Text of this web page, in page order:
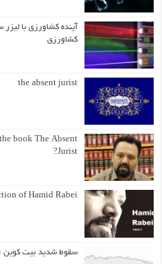
آینده کشاورزی با
کشاورزی
the absent jurist
book The Absent
Jurist?
of Hamid Rabei
سقوط شدید بیت کوین ؛ افت ۱۵ درصدی اتریوم